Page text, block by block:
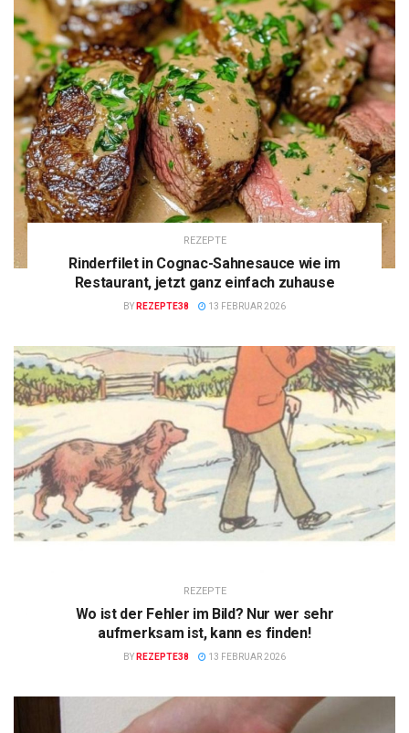
REZEPTE
Rinderfilet in Cognac-Sahnesauce wie im
Restaurant, jetzt ganz einfach zuhause
BY REZEPTE38 13 FEBRUAR 2026
REZEPTE
Wo ist der Fehler im Bild? Nur wer sehr
aufmerksam ist, kann es finden!
BY REZEPTE38 13 FEBRUAR 2026